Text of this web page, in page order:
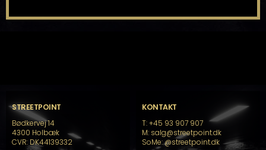
STREETPOINT
Bødkervej 14
4300 Holbæk
CVR: DK44139332
KONTAKT
T: +45 93 907 907
M: salg@streetpoint.dk
SoMe:@streetpoint.dk